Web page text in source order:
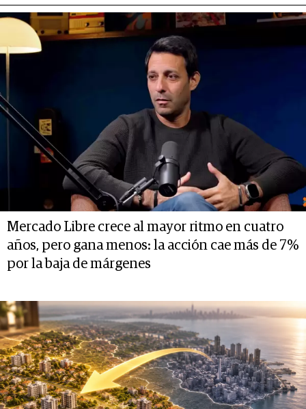
Mercado Libre crece al mayor ritmo en cuatro
años, pero gana menos: la acción cae más de 7%
por la baja de márgenes